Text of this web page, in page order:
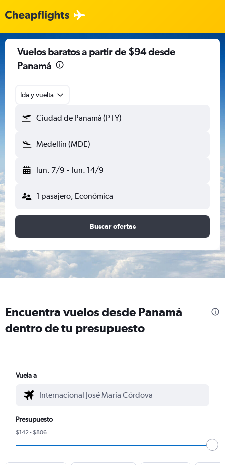
Vuelos baratos a partir de $94 desde
Panamá
Ida y vuelta
Ciudad de Panamá (PTY)
Medellín (MDE)
lun. 7/9 - lun. 14/9
1 pasajero, Económica
Buscar ofertas
Encuentra vuelos desde Panamá
dentro de tu presupuesto
Vuela a
Presupuesto
$142 - $806